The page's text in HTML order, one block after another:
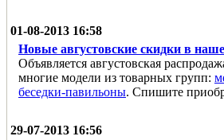
01-08-2013 16:58
Новые августовские скидки в
Объявляется августовская
многие модели из товарных групп:
беседки-павильоны. Спишите
29-07-2013 16:56